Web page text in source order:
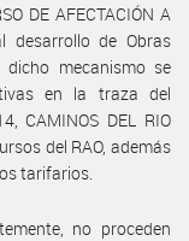
DE AFECTACIÓN A
desarrollo de Obras
mecanismo se
en la traza del
CAMINOS DEL RIO
del RAO, además
tarifarios.
no proceden